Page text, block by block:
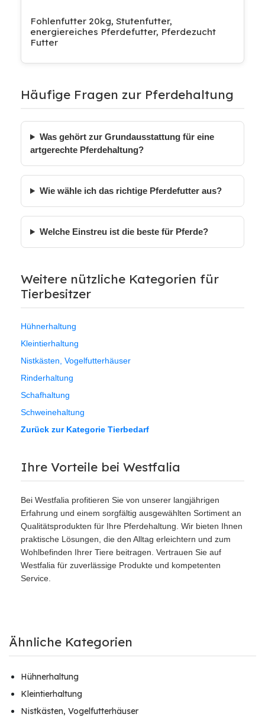
Fohlenfutter 20kg, Stutenfutter,
energiereiches Pferdefutter, Pferdezucht
Futter
Häufige Fragen zur Pferdehaltung
Was gehört zur Grundausstattung für eine
artgerechte Pferdehaltung?
Wie wähle ich das richtige Pferdefutter aus?
Welche Einstreu ist die beste für Pferde?
Weitere nützliche Kategorien für
Tierbesitzer
Hühnerhaltung
Kleintierhaltung
Nistkästen, Vogelfutterhäuser
Rinderhaltung
Schafhaltung
Schweinehaltung
Zurück zur Kategorie Tierbedarf
Ihre Vorteile bei Westfalia
Bei Westfalia profitieren Sie von unserer langjährigen
Erfahrung und einem sorgfältig ausgewählten Sortiment an
Qualitätsprodukten für Ihre Pferdehaltung. Wir bieten Ihnen
praktische Lösungen, die den Alltag erleichtern und zum
Wohlbefinden Ihrer Tiere beitragen. Vertrauen Sie auf
Westfalia für zuverlässige Produkte und kompetenten
Service.
Ähnliche Kategorien
Hühnerhaltung
Kleintierhaltung
Nistkästen, Vogelfutterhäuser